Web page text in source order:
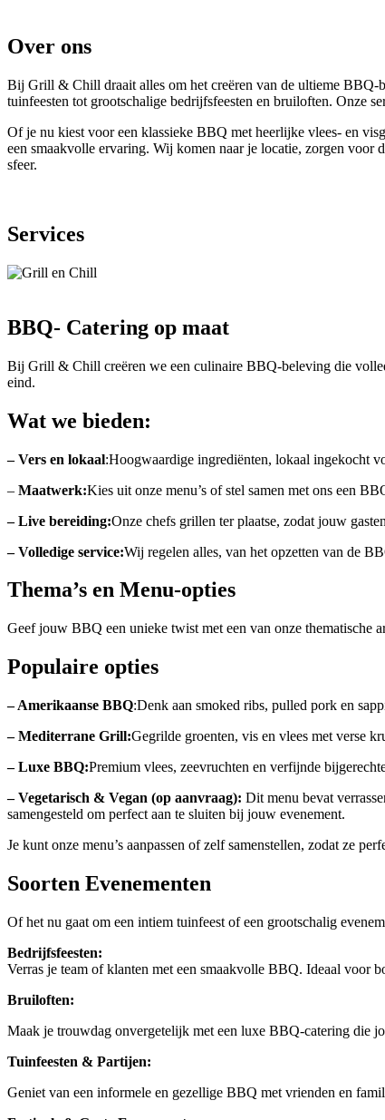
Over ons
Bij Grill & Chill draait alles om het creëren van de ultieme BBQ-
tuinfeesten tot grootschalige bedrijfsfeesten en bruiloften. Onze
Of je nu kiest voor een klassieke BBQ met heerlijke vlees- en
een smaakvolle ervaring. Wij komen naar je locatie, zorgen voor
sfeer.
Services
BBQ- Catering op maat
Bij Grill & Chill creëren we een culinaire BBQ-beleving die
eind.
Wat we bieden:
– Vers en lokaal:Hoogwaardige ingrediënten, lokaal ingekocht
– Maatwerk:Kies uit onze menu’s of stel samen met ons een
– Live bereiding:Onze chefs grillen ter plaatse, zodat jouw
– Volledige service:Wij regelen alles, van het opzetten van de
Thema’s en Menu-opties
Geef jouw BBQ een unieke twist met een van onze thematische
Populaire opties
– Amerikaanse BBQ:Denk aan smoked ribs, pulled pork en
– Mediterrane Grill:Gegrilde groenten, vis en vlees met verse
– Luxe BBQ:Premium vlees, zeevruchten en verfijnde
– Vegetarisch & Vegan (op aanvraag): Dit menu bevat
samengesteld om perfect aan te sluiten bij jouw evenement.
Je kunt onze menu’s aanpassen of zelf samenstellen, zodat ze
Soorten Evenementen
Of het nu gaat om een intiem tuinfeest of een grootschalig
Bedrijfsfeesten:
Verras je team of klanten met een smaakvolle BBQ. Ideaal voor
Bruiloften:
Maak je trouwdag onvergetelijk met een luxe BBQ-catering die
Tuinfeesten & Partijen:
Geniet van een informele en gezellige BBQ met vrienden en